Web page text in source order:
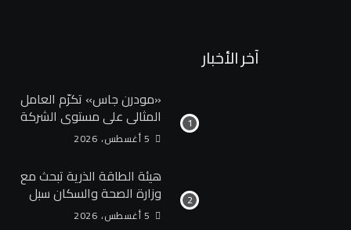
آخر الأخبار
«مودرن جاس» تكرّم العامل
المثالي علي مستوي الشركة
5 أغسطس، 2026
هيئة الطاقة الذرية تبحث مع
وزارة الصحة والسكان سبل
تعزيز التعاون في مجالات
5 أغسطس، 2026